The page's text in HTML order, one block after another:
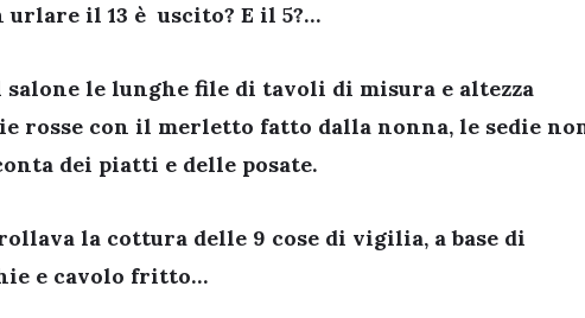
il 13 è uscito? E il 5?…
le lunghe file di tavoli di misura e altezza
rosse con il merletto fatto dalla nonna, le sedie
dei piatti e delle posate.
la cottura delle 9 cose di vigilia, a base di
e cavolo fritto…